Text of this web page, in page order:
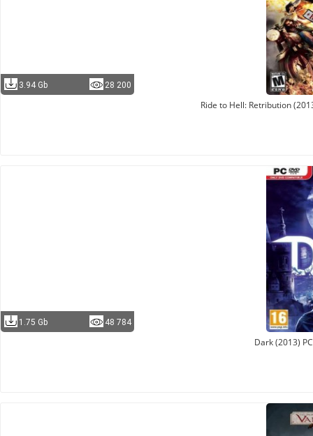
3.94 Gb 28 200
Ride to Hell: Retribution
1.75 Gb 48 784
Dark (2013)